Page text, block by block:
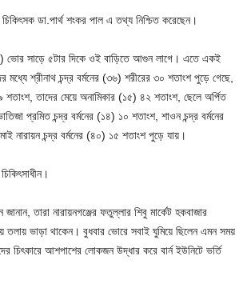
চিকিৎসক ডা.পার্থ শংকর পাল এ তথ্য নিশ্চিত করেছেন।
ভোর সাড়ে ৫টার দিকে ওই বাড়িতে আগুন লাগে। এতে একই
শ্রীনাথ চন্দ্র বর্মনের (৩৬) শরীরের ৩০ শতাংশ পুড়ে গেছে,
শতাংশ, তাদের মেয়ে অনামিকার (১৫) ৪২ শতাংশ, ছেলে অর্পিত
প্রমিত চন্দ্র বর্মনের (১৪) ১০ শতাংশ, শাওন চন্দ্র বর্মনের
নারায়ন চন্দ্র বর্মনের (৪০) ১৫ শতাংশ পুড়ে যায়।
তারা নারায়নগঞ্জের ফতুল্লার শিবু মার্কেট হকবাজার
তলায় ভাড়া থাকেন। বুধবার ভোরে সবাই ঘুমিয়ে ছিলেন এমন সময়
চিৎকারে আশপাশের লোকজন উদ্ধার করে বার্ন ইউনিটে ভর্তি